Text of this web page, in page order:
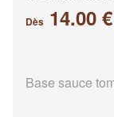
Dès 14.00 €
Base sauce